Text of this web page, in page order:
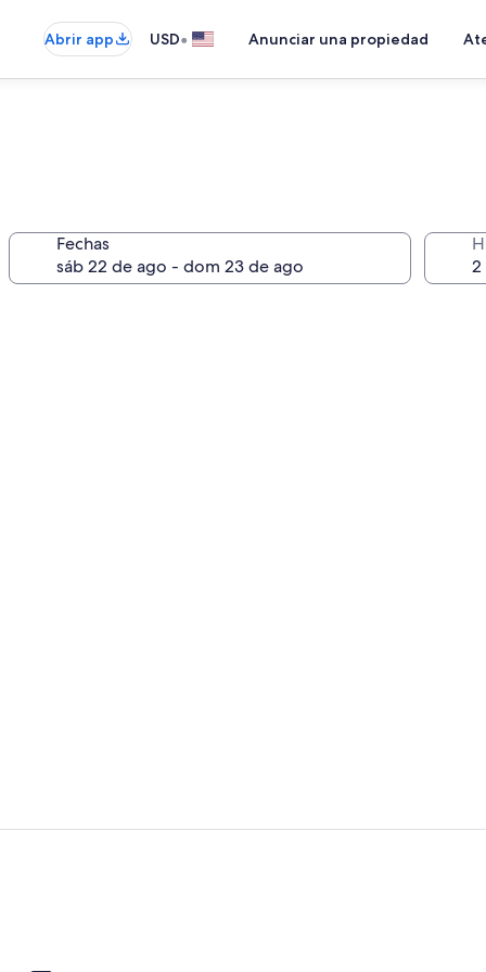
Abrir app USD• Anunciar una propiedad
Fechas